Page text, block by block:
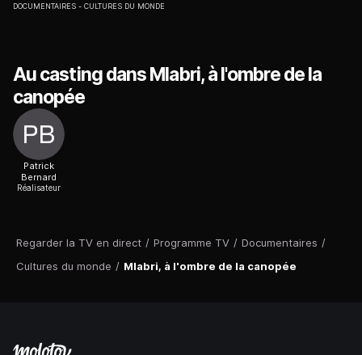
Regarder la TV en direct / Programme TV / Documentaires /
Cultures du monde / Mlabri, à l'ombre de la canopée
DOCUMENTAIRES CULTURES DU MONDE
Au casting dans Mlabri, à l'ombre de la
canopée
Patrick
Bernard
Réalisateur